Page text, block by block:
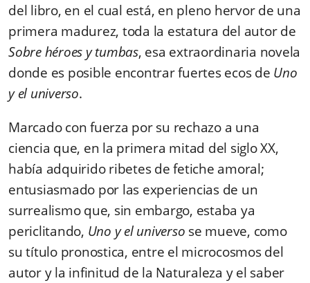
del libro, en el cual está, en pleno hervor de una
primera madurez, toda la estatura del autor de
Sobre héroes y tumbas, esa extraordinaria novela
donde es posible encontrar fuertes ecos de Uno
y el universo.
Marcado con fuerza por su rechazo a una
ciencia que, en la primera mitad del siglo XX,
había adquirido ribetes de fetiche amoral;
entusiasmado por las experiencias de un
surrealismo que, sin embargo, estaba ya
periclitando, Uno y el universo se mueve, como
su título pronostica, entre el microcosmos del
autor y la infinitud de la Naturaleza y el saber